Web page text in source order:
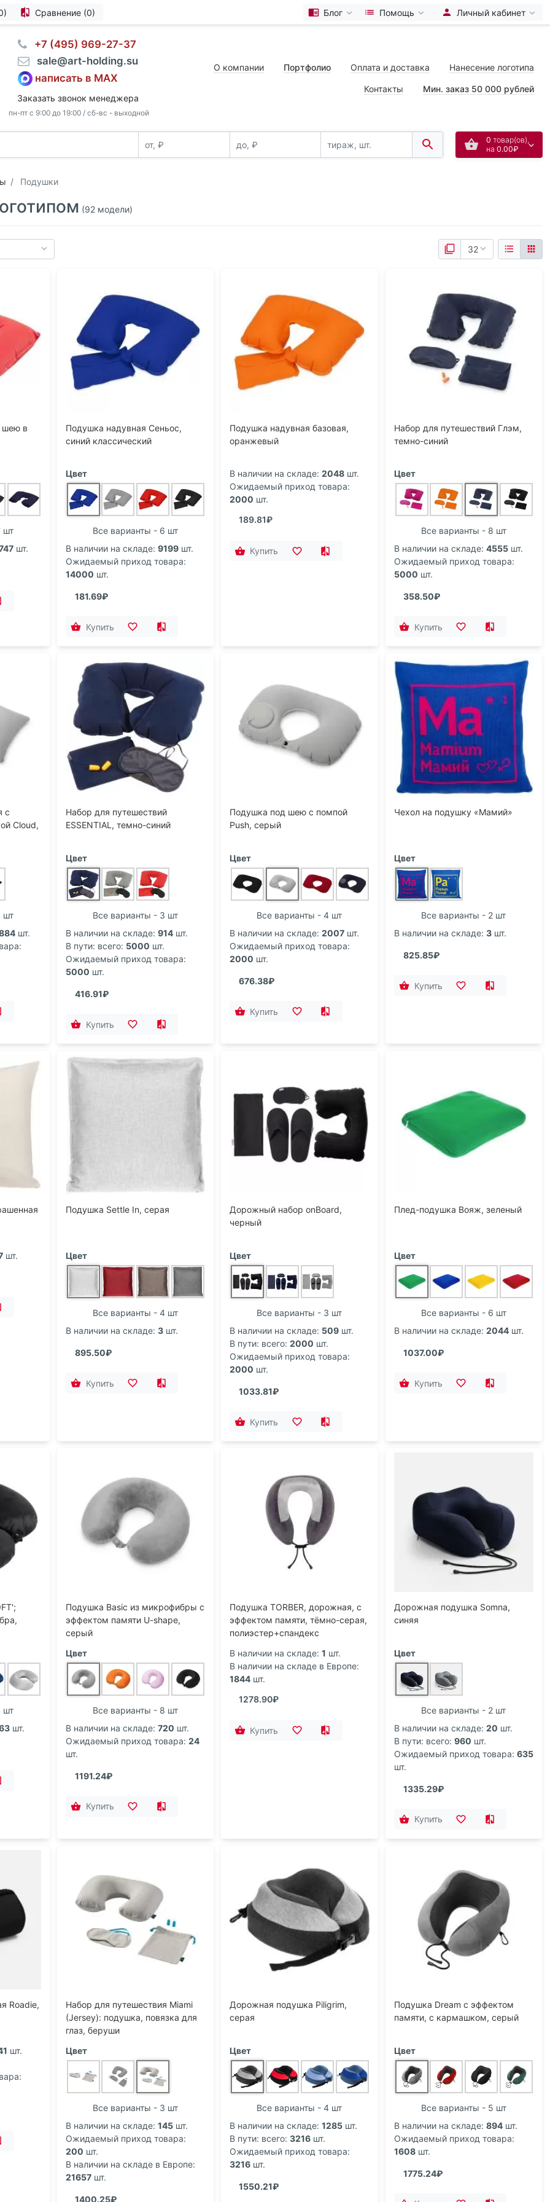
Сравнение (0) Блог Помощь Личный кабинет
⠀+7 (495) 969-27-37
⠀sale@art-holding.su
написать в MAX
Заказать звонок менеджера
пн-пт с 9:00 до 19:00 / сб-вс - выходной
О компании Портфолио Оплата и доставка Нанесение логотипа
Контакты Мин. заказ 50 000 рублей
0 товар(ов),
на 0.00₽
Подушки
(92 модели)
шею в
шт
шт.
Подушка надувная Сеньос,
синий классический
Цвет
Все варианты - 6 шт
В наличии на складе: 9199шт.
Ожидаемый приход товара:
14000 шт.
181.69₽
Купить
Подушка надувная базовая,
оранжевый
В наличии на складе: 2048 шт.
Ожидаемый приход товара:
2000 шт.
189.81₽
Купить
Набор для путешествий Глэм,
темно-синий
Цвет
Все варианты - 8 шт
В наличии на складе: 4555шт.
Ожидаемый приход товара:
5000 шт.
358.50₽
Купить
с
Cloud,
шт
шт.
Набор для путешествий
ESSENTIAL, темно-синий
Цвет
Все варианты - 3 шт
В наличии на складе: 914шт.
В пути: всего: 5000 шт.
Ожидаемый приход товара:
5000 шт.
416.91₽
Купить
Подушка под шею с помпой
Push, серый
Цвет
Все варианты - 4 шт
В наличии на складе: 2007 шт.
Ожидаемый приход товара:
2000 шт.
676.38₽
Купить
Чехол на подушку «Мамий»
Цвет
Все варианты - 2 шт
В наличии на складе: 3шт.
825.85₽
Купить
шт.
Подушка Settle In, серая
Цвет
Все варианты - 4 шт
В наличии на складе: 3шт.
895.50₽
Купить
Дорожный набор onBoard,
черный
Цвет
Все варианты - 3 шт
В наличии на складе: 509 шт.
В пути: всего: 2000 шт.
Ожидаемый приход товара:
2000 шт.
1033.81₽
Купить
Плед-подушка Вояж, зеленый
Цвет
Все варианты - 6 шт
В наличии на складе: 2044шт.
1037.00₽
Купить
шт
шт.
Подушка Basic из микрофибры с
эффектом памяти U-shape,
серый
Цвет
Все варианты - 8 шт
В наличии на складе: 720 шт.
Ожидаемый приход товара: 24
шт.
1191.24₽
Купить
Подушка TORBER, дорожная, с
эффектом памяти, тёмно-серая,
полиэстер+спандекс
В наличии на складе: 1 шт.
В наличии на складе в Европе:
1844 шт.
1278.90₽
Купить
Дорожная подушка Somna,
синяя
Цвет
Все варианты - 2 шт
В наличии на складе: 20 шт.
В пути: всего: 960 шт.
Ожидаемый приход товара: 635
шт.
1335.29₽
Купить
Roadie,
шт.
Набор для путешествия Miami
(Jersey): подушка, повязка для
глаз, беруши
Цвет
Все варианты - 3 шт
В наличии на складе: 145шт.
Ожидаемый приход товара:
200 шт.
В наличии на складе в Европе:
21657шт.
1400.25₽
Дорожная подушка Piligrim,
серая
Цвет
Все варианты - 4 шт
В наличии на складе: 1285 шт.
В пути: всего: 3216 шт.
Ожидаемый приход товара:
3216 шт.
1550.21₽
Подушка Dream с эффектом
памяти, с кармашком, серый
Цвет
Все варианты - 5 шт
В наличии на складе: 894шт.
Ожидаемый приход товара:
1608шт.
1775.24₽